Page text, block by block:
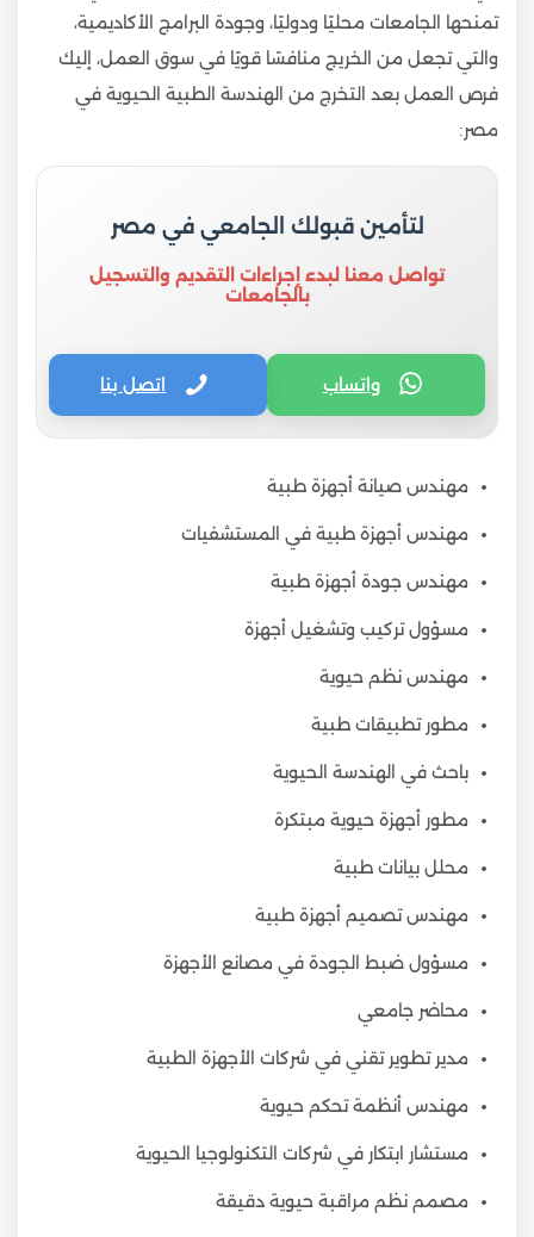
تمنحها الجامعات محليًا ودوليًا، وجودة البرامج الأكاديمية،
والتي تجعل من الخريج منافسًا قويًا في سوق العمل، إليك
فرص العمل بعد التخرج من الهندسة الطبية الحيوية في
مصر:
لتأمين قبولك الجامعي في مصر
تواصل معنا لبدء إجراءات التقديم والتسجيل
بالجامعات
واتساب اتصل بنا
مهندس صيانة أجهزة طبية
مهندس أجهزة طبية في المستشفيات
مهندس جودة أجهزة طبية
مسؤول تركيب وتشغيل أجهزة
مهندس نظم حيوية
مطور تطبيقات طبية
باحث في الهندسة الحيوية
مطور أجهزة حيوية مبتكرة
محلل بيانات طبية
مهندس تصميم أجهزة طبية
مسؤول ضبط الجودة في مصانع الأجهزة
محاضر جامعي
مدير تطوير تقني في شركات الأجهزة الطبية
مهندس أنظمة تحكم حيوية
مستشار ابتكار في شركات التكنولوجيا الحيوية
مصمم نظم مراقبة حيوية دقيقة